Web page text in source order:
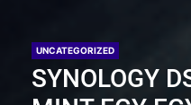
UNCATEGORIZED
SYNOLOGY